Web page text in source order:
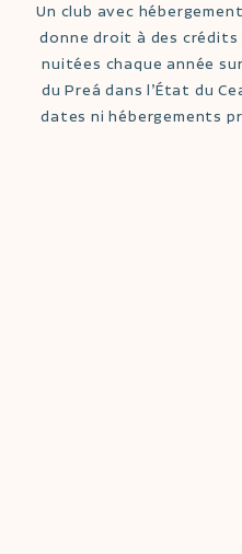
Un club avec
donne droit à des crédits
nuitées chaque année
du Preá dans l’État du
dates ni hébergements